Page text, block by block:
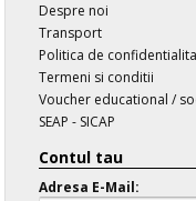
Despre noi
Transport
Politica de
Termeni si conditii
Voucher educational /
SEAP - SICAP
Contul tau
Adresa E-Mail: